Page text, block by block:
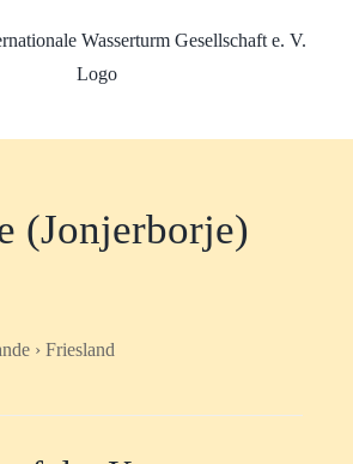
(Jonjerborje)
› Friesland